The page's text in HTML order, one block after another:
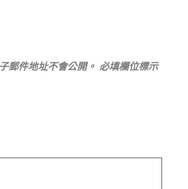
郵件地址不會公開。 必填欄位標示